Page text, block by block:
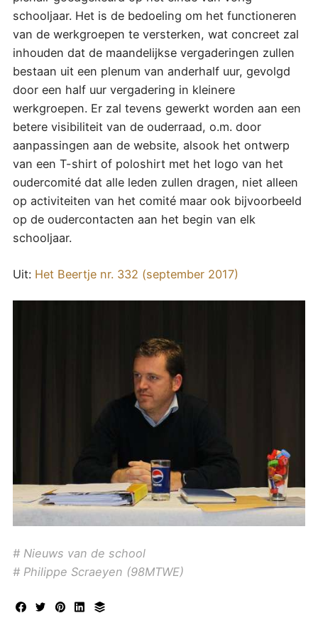
schooljaar. Het is de bedoeling om het functioneren
van de werkgroepen te versterken, wat concreet zal
inhouden dat de maandelijkse vergaderingen zullen
bestaan uit een plenum van anderhalf uur, gevolgd
door een half uur vergadering in kleinere
werkgroepen. Er zal tevens gewerkt worden aan een
betere visibiliteit van de ouderraad, o.m. door
aanpassingen aan de website, alsook het ontwerp
van een T-shirt of poloshirt met het logo van het
oudercomité dat alle leden zullen dragen, niet alleen
op activiteiten van het comité maar ook bijvoorbeeld
op de oudercontacten aan het begin van elk
schooljaar.
Uit: Het Beertje nr. 332 (september 2017)
Nieuws van de school
Philippe Scraeyen (98MTWE)